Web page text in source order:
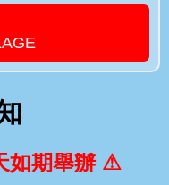
如期舉辦 ⚠